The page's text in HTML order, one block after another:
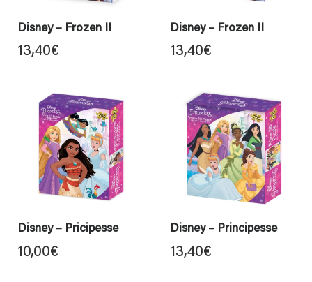
Disney – Frozen II
13,40€
Disney – Frozen II
13,40€
Disney – Pricipesse
10,00€
Disney – Principesse
13,40€